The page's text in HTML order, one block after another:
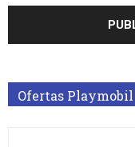
Ofertas Playmobil